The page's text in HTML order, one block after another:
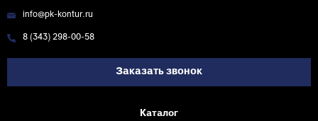
info@pk-kontur.ru
8 (343) 298-00-58
Заказать звонок
Каталог